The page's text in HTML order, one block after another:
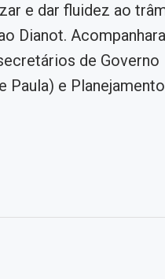
e dar fluidez ao
Dianot.
de Governo
Paula) e